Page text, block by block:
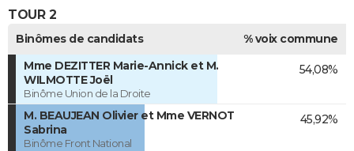
TOUR 2
Binômes de candidats
% voix commune
Mme DEZITTER Marie-Annick et M.
WILMOTTE Joël
Binôme Union de la Droite
54,08%
M. BEAUJEAN Olivier et Mme VERNOT
Sabrina
Binôme Front National
45,92%